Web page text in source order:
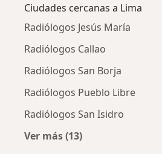
Ciudades cercanas a Lima
Radiólogos Jesús María
Radiólogos Callao
Radiólogos San Borja
Radiólogos Pueblo Libre
Radiólogos San Isidro
Ver más (13)